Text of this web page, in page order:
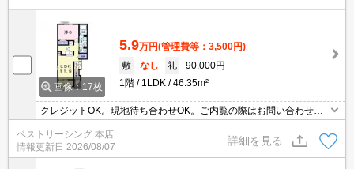
画像：17枚
5.9万円(管理費等：3,500円)
敷
なし 礼
90,000円
1階
1LDK 46.35m²
クレジットOK。現地待ち合わせOK。ご内覧の際はお問い合わせく
ださい。
ベストリーシング 本店
情報更新日 2026/08/07
詳細を見る